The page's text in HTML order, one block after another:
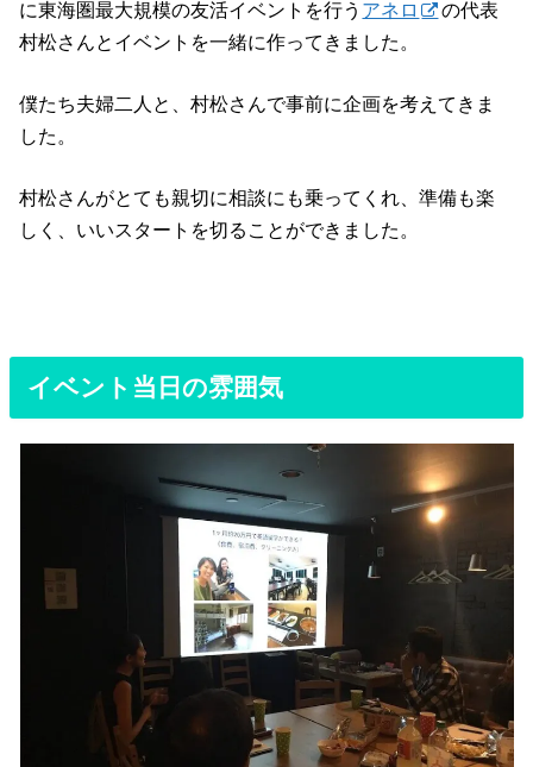
に東海圏最大規模の友活イベントを行う アネロ
の代表
村松さんとイベントを一緒に作ってきました。
僕たち夫婦二人と、村松さんで事前に企画を考えてきま
した。
村松さんがとても親切に相談にも乗ってくれ、準備も楽
しく、いいスタートを切ることができました。
イベント当日の雰囲気